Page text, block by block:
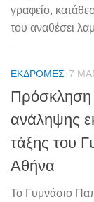
γραφείο,
του αναθέσει
ΕΚΔΡΟΜΈΣ 7
Πρόσκληση
ανάληψης
τάξης του
Αθήνα
Το Γυμνάσιο